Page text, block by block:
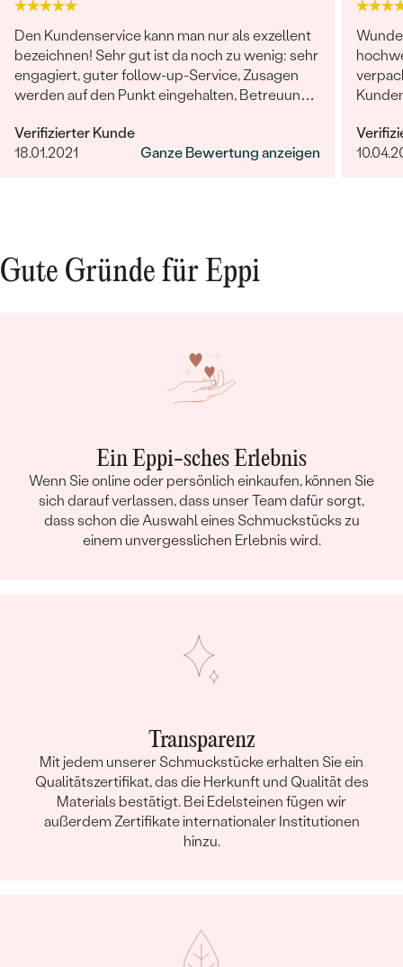
Den Kundenservice kann man nur als exzellent
bezeichnen! Sehr gut ist da noch zu wenig: sehr
engagiert, guter follow-up-Service, Zusagen
werden auf den Punkt eingehalten, Betreuung
Verifizierter Kunde
18.01.2021
Ganze Bewertung anzeigen
sehr
Gute Gründe für Eppi
Ein Eppi-sches Erlebnis
Wenn Sie online oder persönlich einkaufen, können Sie
sich darauf verlassen, dass unser Team dafür sorgt,
dass schon die Auswahl eines Schmuckstücks zu
einem unvergesslichen Erlebnis wird.
Transparenz
Mit jedem unserer Schmuckstücke erhalten Sie ein
Qualitätszertifikat, das die Herkunft und Qualität des
Materials bestätigt. Bei Edelsteinen fügen wir
außerdem Zertifikate internationaler Institutionen
hinzu.